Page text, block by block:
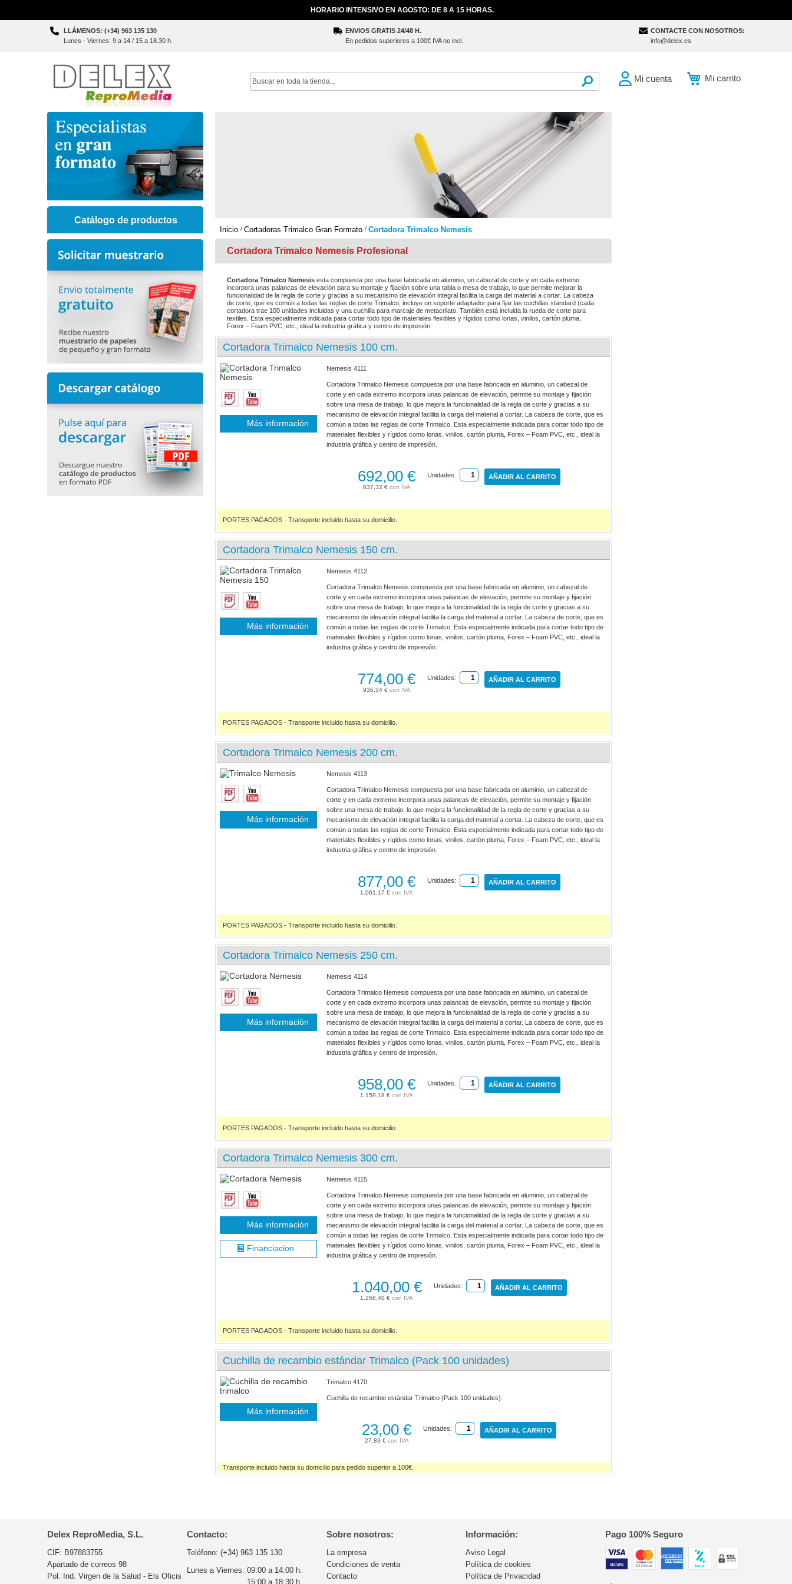
HORARIO INTENSIVO EN AGOSTO: DE 8 A 15 HORAS.
Skip
LLÁMENOS: (+34) 963 135 130
Lunes - Viernes: 9 a 14 / 15 a 18.30 h.
ENVIOS GRATIS 24/48 H.
En pedidos superiores a 100€ IVA no incl.
CONTACTE CON NOSOTROS:
info@delex.es
Mi carrito
Mi cuenta
Search
Inicio Cortadoras Trimalco Gran Formato Cortadora Trimalco Nemesis
Cortadora Trimalco Nemesis Profesional
Cortadora Trimalco Nemesis esta compuesta por una base fabricada en aluminio, un cabezal de corte y en cada extremo
incorpora unas palancas de elevación para su montaje y fijación sobre una tabla o mesa de trabajo, lo que permite mejorar la
funcionalidad de la regla de corte y gracias a su mecanismo de elevación integral facilita la carga del material a cortar. La cabeza
de corte, que es común a todas las reglas de corte Trimalco, incluye un soporte adaptador para fijar las cuchillas standard (cada
cortadora trae 100 unidades incluidas y una cuchilla para marcaje de metacrilato. También está incluida la rueda de corte para
textiles. Esta especialmente indicada para cortar todo tipo de materiales flexibles y rígidos como lonas, vinilos, cartón pluma,
Forex – Foam PVC, etc., ideal la industria gráfica y centro de impresión.
Cortadora Trimalco Nemesis 100 cm.
Más información
Nemesis 4111
Cortadora Trimalco Nemesis compuesta por una base fabricada en aluminio, un cabezal de
corte y en cada extremo incorpora unas palancas de elevación, permite su montaje y fijación
sobre una mesa de trabajo, lo que mejora la funcionalidad de la regla de corte y gracias a su
mecanismo de elevación integral facilita la carga del material a cortar. La cabeza de corte, que es
común a todas las reglas de corte Trimalco. Esta especialmente indicada para cortar todo tipo de
materiales flexibles y rígidos como lonas, vinilos, cartón pluma, Forex – Foam PVC, etc., ideal la
industria gráfica y centro de impresión.
837,32 €
692,00 € Unidades: AÑADIR AL CARRITO
PORTES PAGADOS - Transporte incluido hasta su domicilio.
Cortadora Trimalco Nemesis 150 cm.
Más información
Nemesis 4112
Cortadora Trimalco Nemesis compuesta por una base fabricada en aluminio, un cabezal de
corte y en cada extremo incorpora unas palancas de elevación, permite su montaje y fijación
sobre una mesa de trabajo, lo que mejora la funcionalidad de la regla de corte y gracias a su
mecanismo de elevación integral facilita la carga del material a cortar. La cabeza de corte, que es
común a todas las reglas de corte Trimalco. Esta especialmente indicada para cortar todo tipo de
materiales flexibles y rígidos como lonas, vinilos, cartón pluma, Forex – Foam PVC, etc., ideal la
industria gráfica y centro de impresión.
936,54 €
774,00 € Unidades: AÑADIR AL CARRITO
PORTES PAGADOS - Transporte incluido hasta su domicilio.
Cortadora Trimalco Nemesis 200 cm.
Más información
Nemesis 4113
Cortadora Trimalco Nemesis compuesta por una base fabricada en aluminio, un cabezal de
corte y en cada extremo incorpora unas palancas de elevación, permite su montaje y fijación
sobre una mesa de trabajo, lo que mejora la funcionalidad de la regla de corte y gracias a su
mecanismo de elevación integral facilita la carga del material a cortar. La cabeza de corte, que es
común a todas las reglas de corte Trimalco. Esta especialmente indicada para cortar todo tipo de
materiales flexibles y rígidos como lonas, vinilos, cartón pluma, Forex – Foam PVC, etc., ideal la
industria gráfica y centro de impresión.
1.061,17 €
877,00 € Unidades: AÑADIR AL CARRITO
PORTES PAGADOS - Transporte incluido hasta su domicilio.
Cortadora Trimalco Nemesis 250 cm.
Más información
Nemesis 4114
Cortadora Trimalco Nemesis compuesta por una base fabricada en aluminio, un cabezal de
corte y en cada extremo incorpora unas palancas de elevación, permite su montaje y fijación
sobre una mesa de trabajo, lo que mejora la funcionalidad de la regla de corte y gracias a su
mecanismo de elevación integral facilita la carga del material a cortar. La cabeza de corte, que es
común a todas las reglas de corte Trimalco. Esta especialmente indicada para cortar todo tipo de
materiales flexibles y rígidos como lonas, vinilos, cartón pluma, Forex – Foam PVC, etc., ideal la
industria gráfica y centro de impresión.
1.159,18 €
958,00 € Unidades: AÑADIR AL CARRITO
PORTES PAGADOS - Transporte incluido hasta su domicilio.
Cortadora Trimalco Nemesis 300 cm.
Más información
Financiacion
Nemesis 4115
Cortadora Trimalco Nemesis compuesta por una base fabricada en aluminio, un cabezal de
corte y en cada extremo incorpora unas palancas de elevación, permite su montaje y fijación
sobre una mesa de trabajo, lo que mejora la funcionalidad de la regla de corte y gracias a su
mecanismo de elevación integral facilita la carga del material a cortar. La cabeza de corte, que es
común a todas las reglas de corte Trimalco. Esta especialmente indicada para cortar todo tipo de
materiales flexibles y rígidos como lonas, vinilos, cartón pluma, Forex – Foam PVC, etc., ideal la
industria gráfica y centro de impresión.
1.258,40 €
1.040,00 € Unidades: AÑADIR AL CARRITO
PORTES PAGADOS - Transporte incluido hasta su domicilio.
Cuchilla de recambio estándar Trimalco (Pack 100 unidades)
Más información
Trimalco 4170
Cuchilla de recambio estándar Trimalco (Pack 100 unidades).
27,83 €
23,00 € Unidades: AÑADIR AL CARRITO
Transporte incluido hasta su domicilio para pedido superior a 100€.
Catálogo de productos
Delex ReproMedia, S.L.
CIF: B97883755
Apartado de correos 98
Pol. Ind. Virgen de la Salud - Els Oficis
Contacto:
Teléfono: (+34) 963 135 130
Lunes a Viernes: 09:00 a 14:00 h.
15:00 a 18:30 h.
Sobre nosotros:
La empresa
Condiciones de venta
Contacto
Información:
Aviso Legal
Política de cookies
Política de Privacidad
Pago 100% Seguro